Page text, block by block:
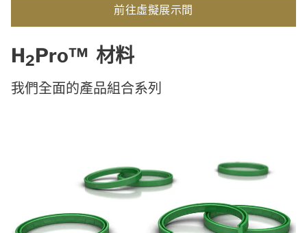
前往虛擬展示間
H2Pro™ 材料
我們全面的產品組合系列